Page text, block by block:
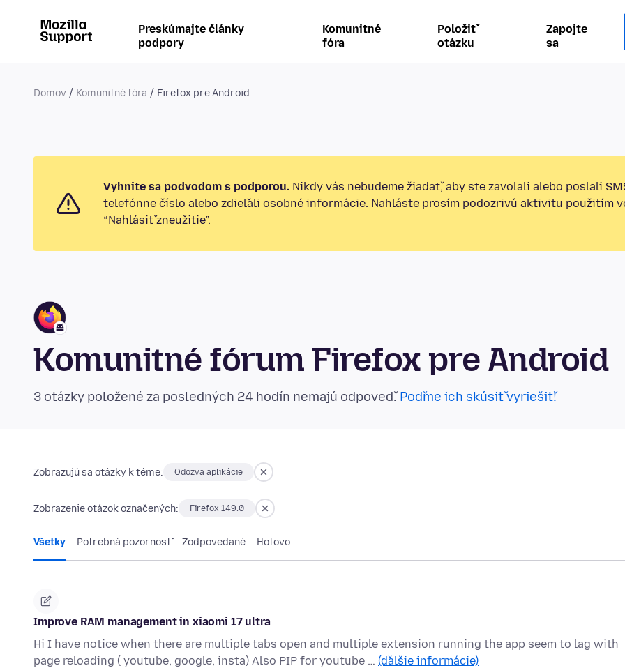
Preskúmajte články
podpory
Komunitné
fóra
Položiť
otázku
Zapojte
sa
Domov Komunitné fóra Firefox pre Android
Vyhnite sa podvodom s podporou. Nikdy vás nebudeme žiadať, aby ste zavolali alebo poslali
telefónne číslo alebo zdieľali osobné informácie. Nahláste prosím podozrivú aktivitu použitím
“Nahlásiť zneužitie”.
Komunitné fórum Firefox pre Android
3 otázky položené za posledných 24 hodín nemajú odpoveď.Poďme ich skúsiť vyriešiť!
Zobrazujú sa otázky k téme: Odozva aplikácie
Zobrazenie otázok označených: Firefox 149.0
Všetky Potrebná pozornosť Zodpovedané Hotovo
Improve RAM management in xiaomi 17 ultra
Hi I have notice when there are multiple tabs open and multiple extension running the app seem to lag with
page reloading ( youtube, google, insta) Also PIP for youtube … (ďalšie informácie)